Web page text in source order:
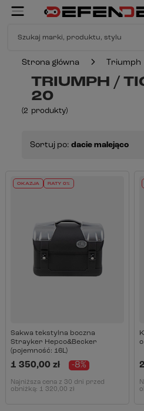
Strona główna Triumph
TRIUMPH /
20
(2 produkty)
Sortuj po: dacie malejąco
OKAZJA RATY 0%
Sakwa tekstylna boczna
Strayker Hepco&Becker
(pojemność: 16L)
1 350,00 zł -8%
Najniższa cena z 30 dni przed
obniżką: 1 320,00 zł